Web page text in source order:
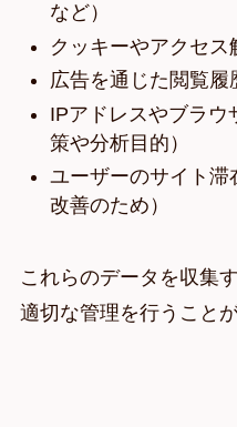
など）
クッキーやアクセス
広告を通じた閲覧履
IPアドレスやブラウ
策や分析目的）
ユーザーのサイト滞
改善のため）
これらのデータを収集
適切な管理を行うこと